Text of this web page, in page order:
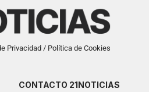
Privacidad / Política de Cookies
CONTACTO 21NOTICIAS